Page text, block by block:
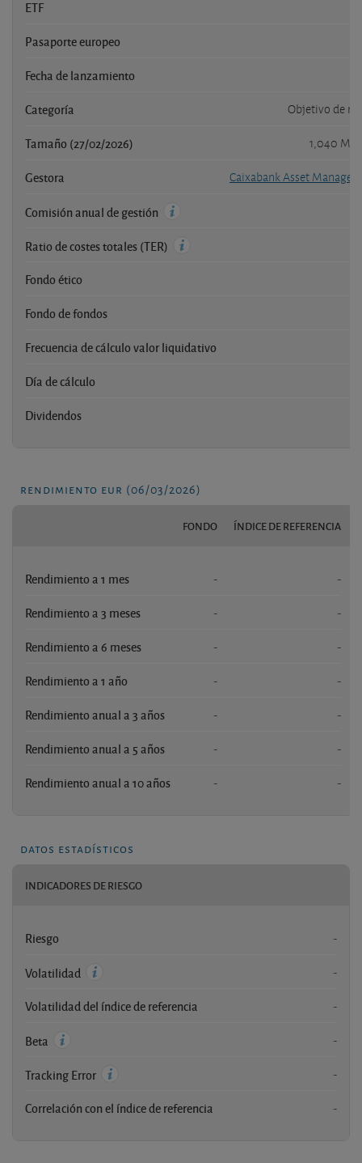
ETF
Pasaporte europeo
Fecha de lanzamiento
Categoría Objetivo de
Tamaño (27/02/2026) 1,040
Gestora Caixabank Asset
Comisión anual de gestión
Ratio de costes totales (TER)
Fondo ético
Fondo de fondos
Frecuencia de cálculo valor liquidativo
Día de cálculo
Dividendos
rendimiento eur (06/03/2026)
FONDO ÍNDICE DE REFERENCIA
Rendimiento a 1 mes - -
Rendimiento a 3 meses - -
Rendimiento a 6 meses - -
Rendimiento a 1 año - -
Rendimiento anual a 3 años - -
Rendimiento anual a 5 años - -
Rendimiento anual a 10 años - -
datos estadísticos
INDICADORES DE RIESGO
Riesgo -
Volatilidad -
Volatilidad del índice de referencia -
Beta -
Tracking Error -
Correlación con el índice de referencia -